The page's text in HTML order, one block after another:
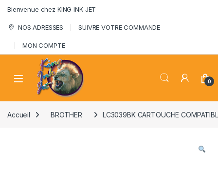
Bienvenue chez KING INK JET
NOS ADRESSES SUIVRE VOTRE COMMANDE
MON COMPTE
0
Accueil BROTHER LC3039BK CARTOUCHE